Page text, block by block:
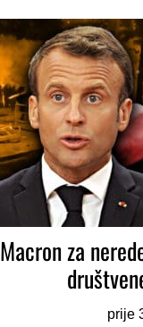
Macron za
prije